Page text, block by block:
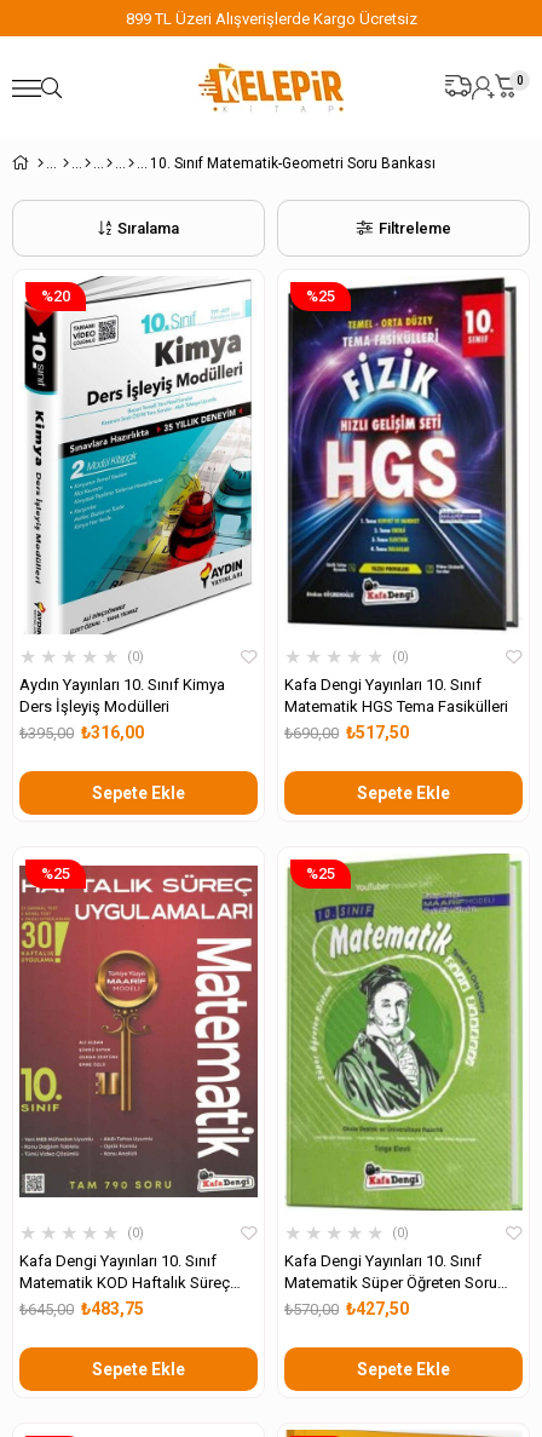
899 TL Üzeri Alışverişlerde Kargo Ücretsiz
0
10. Sınıf Matematik-Geometri Soru Bankası
Filtreleme
Sıralama
★ ★ ★ ★ ★ 0
Aydın Yayınları 10. Sınıf Kimya
Ders İşleyiş Modülleri
₺316,00
₺395,00
Sepete Ekle
%20
★ ★ ★ ★ ★ 0
Kafa Dengi Yayınları 10. Sınıf
Matematik HGS Tema Fasikülleri
₺517,50
₺690,00
Sepete Ekle
%25
★ ★ ★ ★ ★ 0
Kafa Dengi Yayınları 10. Sınıf
Matematik KOD Haftalık Süreç
Uygulamaları₺483,75
₺645,00
Sepete Ekle
%25
★ ★ ★ ★ ★ 0
Kafa Dengi Yayınları 10. Sınıf
Matematik Süper Öğreten Soru
Bankası ₺427,50
₺570,00
Sepete Ekle
%25